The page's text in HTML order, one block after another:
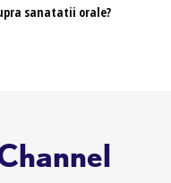
sanatatii orale?